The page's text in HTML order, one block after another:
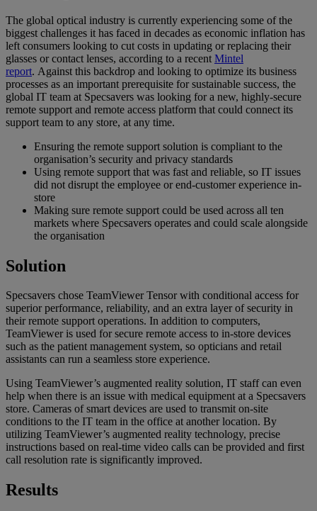
The global optical industry is currently experiencing some of the
biggest challenges it has faced in decades as economic inflation has
left consumers looking to cut costs in updating or replacing their
glasses or contact lenses, according to a recent Mintel
report. Against this backdrop and looking to optimize its business
processes as an important prerequisite for sustainable success, the
global IT team at Specsavers was looking for a new, highly-secure
remote support and remote access platform that could connect its
support team to any store, at any time.
Ensuring the remote support solution is compliant to the
organisation’s security and privacy standards
Using remote support that was fast and reliable, so IT issues
did not disrupt the employee or end-customer experience in-
store
Making sure remote support could be used across all ten
markets where Specsavers operates and could scale alongside
the organisation
Solution
Specsavers chose TeamViewer Tensor with conditional access for
superior performance, reliability, and an extra layer of security in
their remote support operations. In addition to computers,
TeamViewer is used for secure remote access to in-store devices
such as the patient management system, so opticians and retail
assistants can run a seamless store experience.
Using TeamViewer’s augmented reality solution, IT staff can even
help when there is an issue with medical equipment at a Specsavers
store. Cameras of smart devices are used to transmit on-site
conditions to the IT team in the office at another location. By
utilizing TeamViewer’s augmented reality technology, precise
instructions based on real-time video calls can be provided and first
call resolution rate is significantly improved.
Results